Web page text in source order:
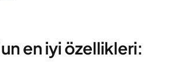
en iyi özellikleri: